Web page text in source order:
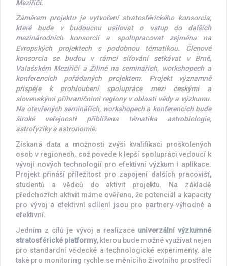
Meziříčí.
Záměrem projektu je vytvoření stratosférického konsorcia,
které bude v budoucnu usilovat o vstup do dalších
mezinárodních konsorcií a spolupracovat zejména na
Evropských projektech s podobnou tématikou. Členové
konsorcia se budou v rámci síťování setkávat v Brně,
Valašském Meziříčí a Žilině na seminářích, workshopech a
konferencích pořádaných projektem. Projekt významně
přispěje k prohloubení spolupráce mezi českými a
slovenskými příhraničními regiony v oblasti vědy a výzkumu.
Na otevřených seminářích, workshopech a konferencích bude
široké veřejnosti přiblížena tématika astrobiologie,
astrofyziky a astronomie.
Získaná data a možnosti zvýší kvalifikaci proškolených
osob v regionech, což povede k lepší spolupráci vedoucí k
vývoji nových technologií pro efektivní výzkum i aplikace.
Projekt přináší příležitost pro zapojení dalších pracovišť,
studentů a vědců do aktivit projektu. Na základě
předchozích aktivit máme ověřeno, že potenciál a kapacity
pro vývoj a efektivní sdílení jsou pro partnery výhodné a
efektivní.
Jedním z cílů je vývoj a realizace univerzální výzkumné
stratosférické platformy, kterou bude možné využívat nejen
pro standardní vědecké a technologické experimenty, ale
také pro monitoring rychle se měnícího životního prostředí